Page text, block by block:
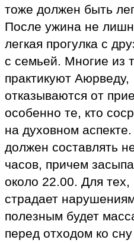
тоже должен быть
После ужина не
легкая прогулка с
с семьей. Многие из
практикуют Аюрведу,
отказываются от
особенно те, кто
на духовном
должен составлять
часов, причем
около 22.00. Для тех,
страдает
полезным будет
перед отходом ко